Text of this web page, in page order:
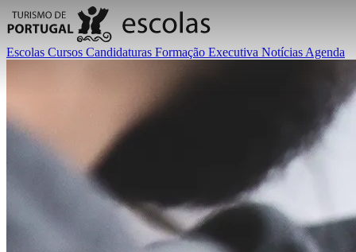
Escolas Cursos Candidaturas Formação Executiva Notícias Agenda